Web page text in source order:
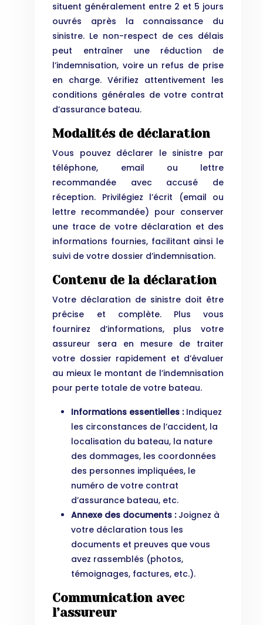
situent généralement entre 2 et 5 jours
ouvrés après la connaissance du
sinistre. Le non-respect de ces délais
peut entraîner une réduction de
l’indemnisation, voire un refus de prise
en charge. Vérifiez attentivement les
conditions générales de votre contrat
d’assurance bateau.
Modalités de déclaration
Vous pouvez déclarer le sinistre par
téléphone, email ou lettre
recommandée avec accusé de
réception. Privilégiez l’écrit (email ou
lettre recommandée) pour conserver
une trace de votre déclaration et des
informations fournies, facilitant ainsi le
suivi de votre dossier d’indemnisation.
Contenu de la déclaration
Votre déclaration de sinistre doit être
précise et complète. Plus vous
fournirez d’informations, plus votre
assureur sera en mesure de traiter
votre dossier rapidement et d’évaluer
au mieux le montant de l’indemnisation
pour perte totale de votre bateau.
Informations essentielles : Indiquez
les circonstances de l’accident, la
localisation du bateau, la nature
des dommages, les coordonnées
des personnes impliquées, le
numéro de votre contrat
d’assurance bateau, etc.
Annexe des documents : Joignez à
votre déclaration tous les
documents et preuves que vous
avez rassemblés (photos,
témoignages, factures, etc.).
Communication avec
l’assureur